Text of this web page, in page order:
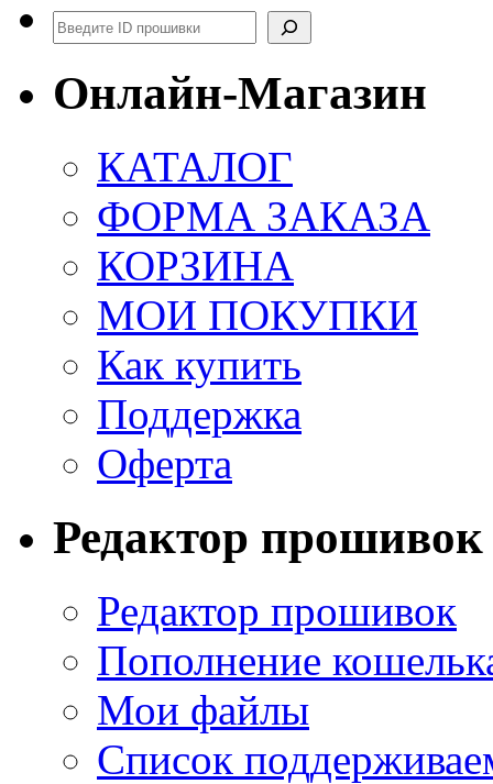
Поиск
Онлайн-Магазин
КАТАЛОГ
ФОРМА ЗАКАЗА
КОРЗИНА
МОИ ПОКУПКИ
Как купить
Поддержка
Оферта
Редактор прошивок
Редактор прошивок
Пополнение
Мои файлы
Список